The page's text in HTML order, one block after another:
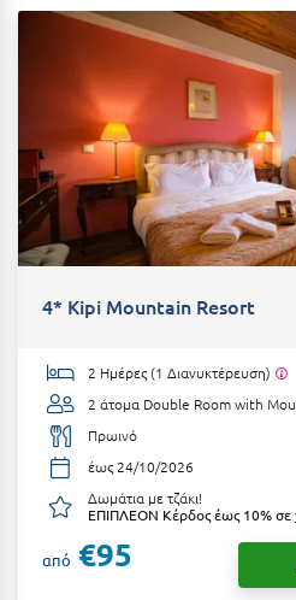
Λευκάδα
Λίμνη Πλαστήρα
Λιτόχωρο
Λουτρά Πόζαρ
Λουτρά Υπάτης
Λούτσα
Μάνη
Μαραθώνας Αττικής
Μαρώνεια
Μεθώνη
4* Kipi Mountain Resort
2 Ημέρες (1 Διανυκτέρευση)
2 άτομα Double Room with
Πρωινό
έως 24/10/2026
Δωμάτια με τζάκι!
ΕΠΙΠΛΕΟΝ Κέρδος έως 10% σε
από €95